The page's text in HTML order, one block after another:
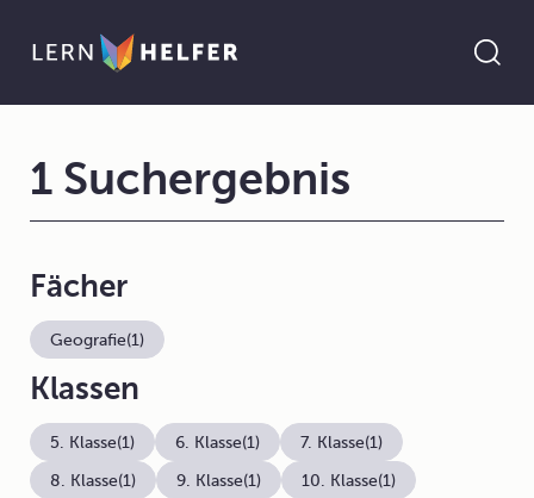
1 Suchergebnis
Fächer
Geografie(1)
Klassen
5. Klasse(1) 6. Klasse(1) 7. Klasse(1)
8. Klasse(1) 9. Klasse(1) 10. Klasse(1)